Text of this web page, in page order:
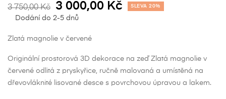
3 750,00 Kč 3 000,00 Kč SLEVA 20%
Dodání do 2-5 dnů
Zlatá magnolie v červené
Originální prostorová 3D dekorace na zeď Zlatá magnolie v
červené odlitá z pryskyřice, ručně malovaná a umístěná na
dřevovláknité lisované desce s povrchovou úpravou a lakem.